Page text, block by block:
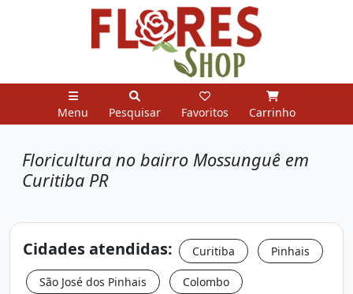
Menu Pesquisar Favoritos Carrinho
Floricultura no bairro Mossunguê em
Curitiba PR
Cidades atendidas: Curitiba Pinhais
São José dos Pinhais Colombo